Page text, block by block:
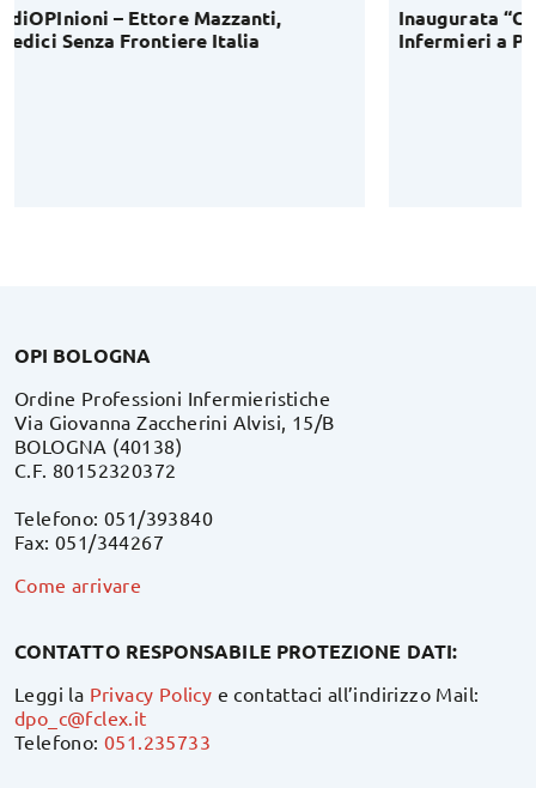
Inaugurata “Corte Magi”: una nuova casa
Infermieri a Pieve di Cento!
OPI BOLOGNA
Ordine Professioni Infermieristiche
Via Giovanna Zaccherini Alvisi, 15/B
BOLOGNA (40138)
C.F. 80152320372
Telefono: 051/393840
Fax: 051/344267
Come arrivare
CONTATTO RESPONSABILE PROTEZIONE DATI:
Leggi la Privacy Policy e contattaci all’indirizzo Mail:
dpo_c@fclex.it
Telefono:051.235733